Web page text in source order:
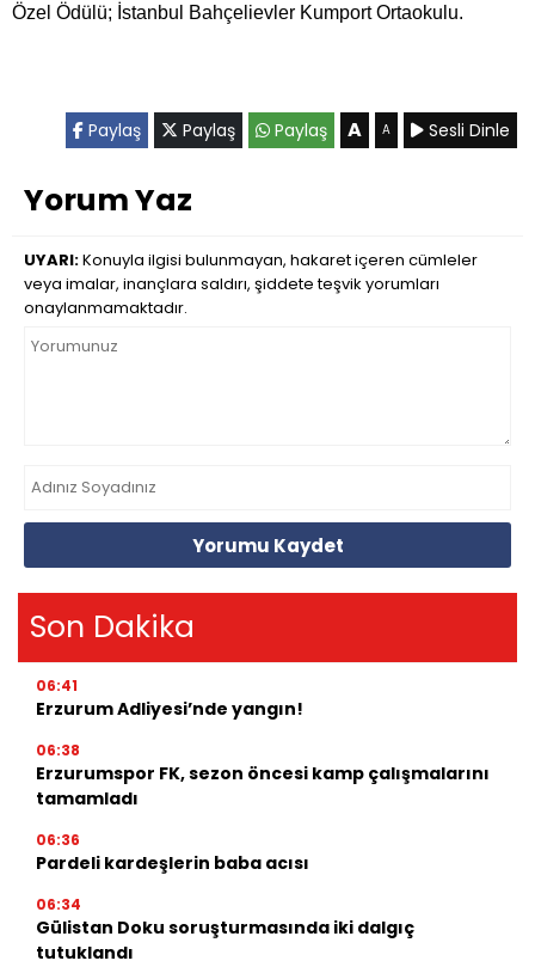
Özel Ödülü; İstanbul Bahçelievler Kumport Ortaokulu.
Paylaş Paylaş Paylaş A A Sesli Dinle
Yorum Yaz
UYARI:Konuyla ilgisi bulunmayan, hakaret içeren cümleler
veya imalar, inançlara saldırı, şiddete teşvik yorumları
onaylanmamaktadır.
Yorumu Kaydet
Son Dakika
06:41
Erzurum Adliyesi’nde yangın!
06:38
Erzurumspor FK, sezon öncesi kamp çalışmalarını
tamamladı
06:36
Pardeli kardeşlerin baba acısı
06:34
Gülistan Doku soruşturmasında iki dalgıç
tutuklandı